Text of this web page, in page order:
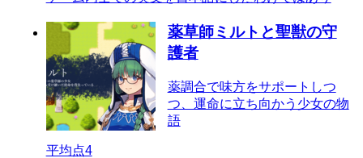
薬草師ミルトと聖獣の守
護者
薬調合で味方をサポートしつ
つ、運命に立ち向かう少女の物
語
平均点4